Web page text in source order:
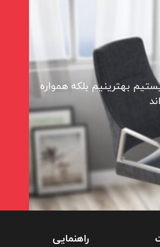
بهترینیم بلکه همواره
راهنمایی